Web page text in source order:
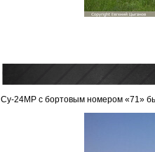
Су-24МР с бортовым номером «71»